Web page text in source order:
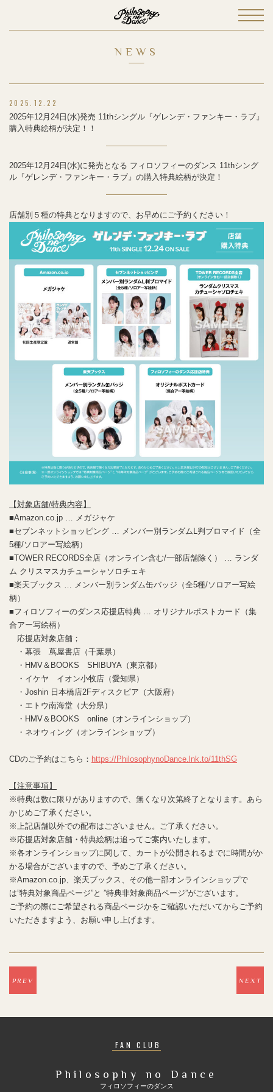
NEWS
2025.12.22
2025年12月24日(水)発売 11thシングル『ゲレンデ・ファンキー・ラブ』
購入特典絵柄が決定！！
2025年12月24日(水)に発売となる フィロソフィーのダンス 11thシング
ル『ゲレンデ・ファンキー・ラブ』の購入特典絵柄が決定！
店舗別５種の特典となりますので、お早めにご予約ください！
【対象店舗/特典内容】
■Amazon.co.jp … メガジャケ
■セブンネットショッピング … メンバー別ランダムL判ブロマイド（全
5種/ソロアー写絵柄）
■TOWER RECORDS全店（オンライン含む/一部店舗除く） … ランダ
ム クリスマスカチューシャソロチェキ
■楽天ブックス … メンバー別ランダム缶バッジ（全5種/ソロアー写絵
柄）
■フィロソフィーのダンス応援店特典 … オリジナルポストカード（集
合アー写絵柄）
応援店対象店舗；
・幕張 蔦屋書店（千葉県）
・HMV＆BOOKS SHIBUYA（東京都）
・イケヤ イオン小牧店（愛知県）
・Joshin 日本橋店2Fディスクピア（大阪府）
・エトウ南海堂（大分県）
・HMV＆BOOKS online（オンラインショップ）
・ネオウィング（オンラインショップ）
CDのご予約はこちら： https://PhilosophynoDance.lnk.to/11thSG
【注意事項】
※特典は数に限りがありますので、無くなり次第終了となります。あら
かじめご了承ください。
※上記店舗以外での配布はございません。ご了承ください。
※応援店対象店舗・特典絵柄は追ってご案内いたします。
※各オンラインショップに関して、カートが公開されるまでに時間がか
かる場合がございますので、予めご了承ください。
※Amazon.co.jp、楽天ブックス、その他一部オンラインショップで
は”特典対象商品ページ”と ”特典非対象商品ページ”がございます。
ご予約の際にご希望される商品ページかをご確認いただいてからご予約
いただきますよう、お願い申し上げます。
PREV NEXT
FAN CLUB
Philosophy no Dance
フィロソフィーのダンス